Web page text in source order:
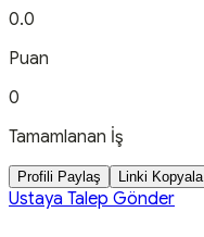
0.0
Puan
0
Tamamlanan İş
Profili Paylaş Linki Kopyala
Ustaya Talep Gönder